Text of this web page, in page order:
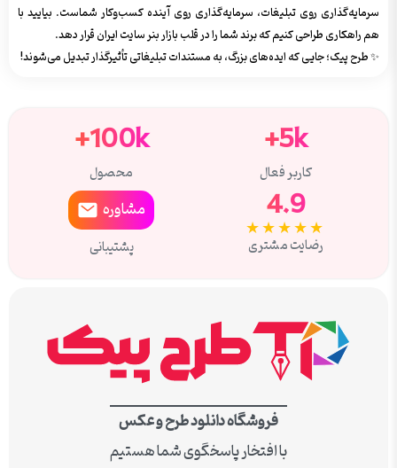
سرمایه‌گذاری روی تبلیغات، سرمایه‌گذاری روی آینده کسب‌وکار شماست. بیایید با
هم راهکاری طراحی کنیم که برند شما را در قلب بازار بنر سایت ایران قرار دهد.
✨ طرح پیک؛ جایی که ایده‌های بزرگ، به مستندات تبلیغاتی تأثیرگذار تبدیل می‌شوند!
5k+
کاربر فعال
100k+
محصول
4.9
★★★★★
رضایت مشتری
مشاوره
پشتیبانی
فروشگاه دانلود طرح و عکس
با افتخار پاسخگوی شما هستیم